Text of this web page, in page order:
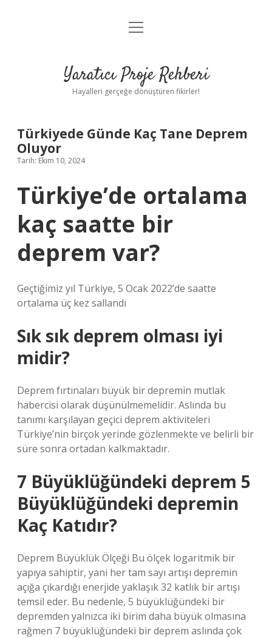
Anasayfa
Yasal Uyarı
menüyü
Yaratıcı Proje Rehberi
Hayalleri gerçeğe dönüştüren fikirler!
Türkiyede Günde Kaç Tane Deprem
Oluyor
Tarih: Ekim 10, 2024
Türkiye’de ortalama
kaç saatte bir
deprem var?
Geçtiğimiz yıl Türkiye, 5 Ocak 2022’de saatte
ortalama üç kez sallandı
Sık sık deprem olması iyi
midir?
Deprem fırtınaları büyük bir depremin mutlak
habercisi olarak düşünülmemelidir. Aslında bu
tanımı karşılayan geçici deprem aktiviteleri
Türkiye’nin birçok yerinde gözlenmekte ve belirli bir
süre sonra ortadan kalkmaktadır.
7 Büyüklüğündeki deprem 5
Büyüklüğündeki depremin
Kaç Katıdır?
Deprem Büyüklük Ölçeği Bu ölçek logaritmik bir
yapıya sahiptir, yani her tam sayı artışı depremin
açığa çıkardığı enerjide yaklaşık 32 katlık bir artışı
temsil eder. Bu nedenle, 5 büyüklüğündeki bir
depremden yalnızca iki birim daha büyük olmasına
rağmen 7 büyüklüğündeki bir deprem aslında çok